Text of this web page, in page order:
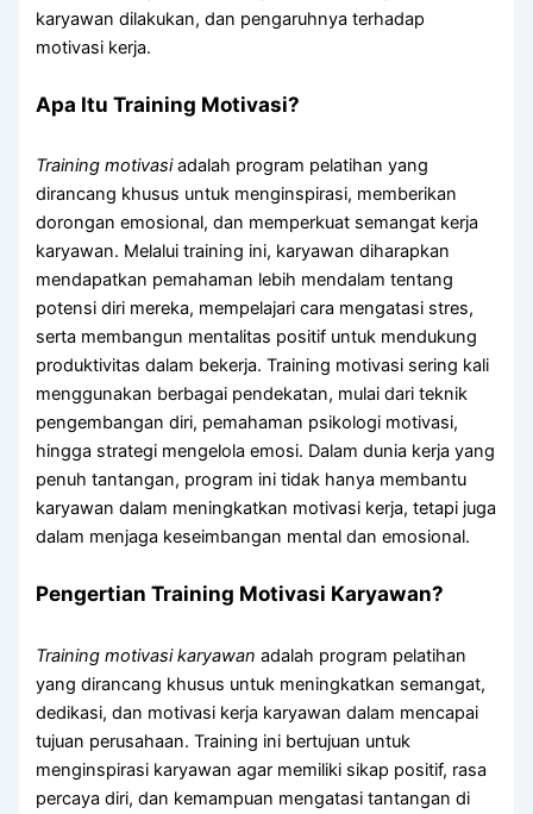
karyawan dilakukan, dan pengaruhnya terhadap
motivasi kerja.
Apa Itu Training Motivasi?
Training motivasiadalah program pelatihan yang
dirancang khusus untuk menginspirasi, memberikan
dorongan emosional, dan memperkuat semangat kerja
karyawan. Melalui training ini, karyawan diharapkan
mendapatkan pemahaman lebih mendalam tentang
potensi diri mereka, mempelajari cara mengatasi stres,
serta membangun mentalitas positif untuk mendukung
produktivitas dalam bekerja. Training motivasi sering kali
menggunakan berbagai pendekatan, mulai dari teknik
pengembangan diri, pemahaman psikologi motivasi,
hingga strategi mengelola emosi. Dalam dunia kerja yang
penuh tantangan, program ini tidak hanya membantu
karyawan dalam meningkatkan motivasi kerja, tetapi juga
dalam menjaga keseimbangan mental dan emosional.
Pengertian Training Motivasi Karyawan?
Training motivasi karyawan adalah program pelatihan
yang dirancang khusus untuk meningkatkan semangat,
dedikasi, dan motivasi kerja karyawan dalam mencapai
tujuan perusahaan. Training ini bertujuan untuk
menginspirasi karyawan agar memiliki sikap positif, rasa
percaya diri, dan kemampuan mengatasi tantangan di